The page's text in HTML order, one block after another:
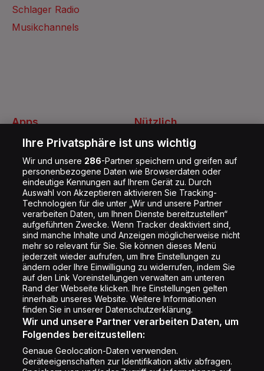
Folge uns
Schlager Radio
Musikchannels
Nützlich
Kontakt
Jobs
Shop
Impressum
Rechtliches
Datenschutz
Cookie Liste
Cookie Einstellung
Apps
Energy Radio App
Ihre Privatsphäre ist uns wichtig
Wir und unsere 286-Partner speichern und greifen auf
personenbezogene Daten wie Browserdaten oder
eindeutige Kennungen auf Ihrem Gerät zu. Durch
Auswahl von Akzeptieren aktivieren Sie Tracking-
Technologien für die unter „Wir und unsere Partner
verarbeiten Daten, um Ihnen Dienste bereitzustellen“
aufgeführten Zwecke. Wenn Tracker deaktiviert sind,
sind manche Inhalte und Anzeigen möglicherweise nicht
mehr so relevant für Sie. Sie können dieses Menü
jederzeit wieder aufrufen, um Ihre Einstellungen zu
ändern oder Ihre Einwilligung zu widerrufen, indem Sie
auf den Link Voreinstellungen verwalten am unteren
Rand der Webseite klicken. Ihre Einstellungen gelten
innerhalb unseres Website. Weitere Informationen
finden Sie in unserer Datenschutzerklärung.
Wir und unsere Partner verarbeiten Daten, um
Folgendes bereitzustellen:
Genaue Geolocation-Daten verwenden.
Geräteeigenschaften zur Identifikation aktiv abfragen.